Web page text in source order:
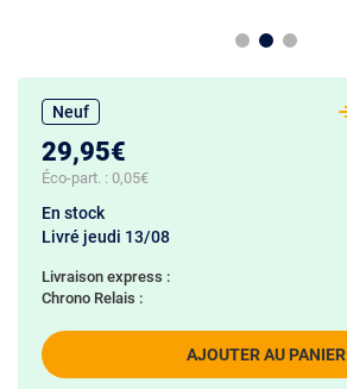
Neuf
29,95€
Éco-part. : 0,05€
AJOUTER AU PANIER
En stock
Livraison express :
Chrono Relais :
Livré jeudi 13/08